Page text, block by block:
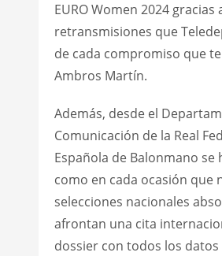
EURO Women 2024 gracias
retransmisiones que
de cada compromiso que
Ambros Martín.
Además, desde el
Comunicación de la Real
Española de Balonmano se
como en cada ocasión que
selecciones nacionales
afrontan una cita
dossier con todos los datos